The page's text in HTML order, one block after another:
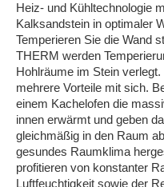
Heiz- und Kühltechnologie
Kalksandstein in optimaler
Temperieren Sie die Wand
THERM werden
Hohlräume im Stein
mehrere Vorteile mit sich.
einem Kachelofen die
innen erwärmt und geben
gleichmäßig in den Raum
gesundes Raumklima
profitieren von konstanter
Luftfeuchtigkeit sowie der